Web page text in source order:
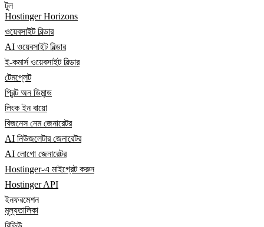
টুল
Hostinger Horizons
ওয়েবসাইট বিল্ডার
AI ওয়েবসাইট বিল্ডার
ই-কমার্স ওয়েবসাইট বিল্ডার
টেমপ্লেট
প্রিন্ট অন ডিমান্ড
লিংক ইন বায়ো
বিজনেস নেম জেনারেটর
AI নিউজলেটার জেনারেটর
AI লোগো জেনারেটর
Hostinger-এ মাইগ্রেট করুন
Hostinger API
ইনফরমেশন
মূল্যতালিকা